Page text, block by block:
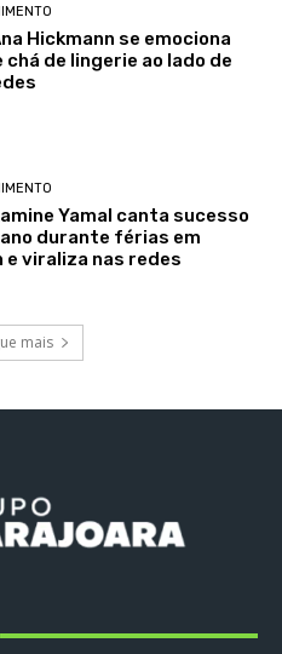
Hickmann se emociona
de lingerie ao lado de
Yamal canta sucesso
durante férias em
e viraliza nas redes
mais